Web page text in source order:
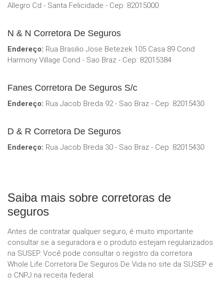
Allegro Cd - Santa Felicidade - Cep: 82015000
N & N Corretora De Seguros
Endereço: Rua Brasilio Jose Betezek 105 Casa 89 Cond
Harmony Village Cond - Sao Braz - Cep: 82015384
Fanes Corretora De Seguros S/c
Endereço: Rua Jacob Breda 92 - Sao Braz - Cep: 82015430
D & R Corretora De Seguros
Endereço: Rua Jacob Breda 30 - Sao Braz - Cep: 82015430
Saiba mais sobre corretoras de
seguros
Antes de contratar qualquer seguro, é muito importante
consultar se a seguradora e o produto estejam regularizados
na SUSEP. Você pode consultar o registro da corretora
Whole Life Corretora De Seguros De Vida no site da SUSEP e
o CNPJ na receita federal.